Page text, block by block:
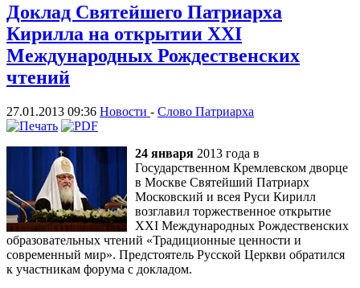
Доклад Святейшего Патриарха
Кирилла на открытии XXI
Международных Рождественских
чтений
27.01.2013 09:36 Новости - Слово Патриарха
24 января 2013 года в
Государственном Кремлевском дворце
в Москве Святейший Патриарх
Московский и всея Руси Кирилл
возглавил торжественное открытие
XXI Международных Рождественских
образовательных чтений «Традиционные ценности и
современный мир». Предстоятель Русской Церкви обратился
к участникам форума с докладом.